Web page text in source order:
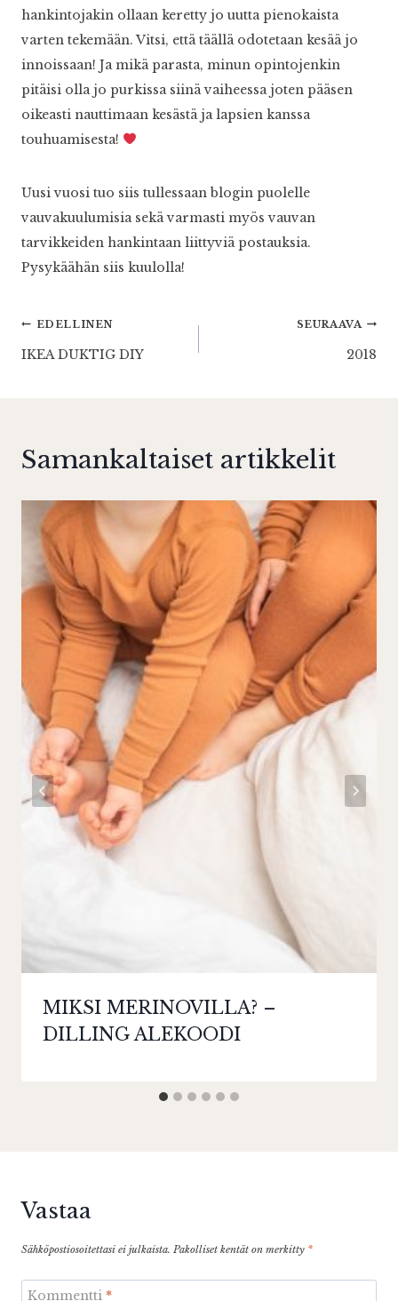
hankintojakin ollaan keretty jo uutta pienokaista
varten tekemään. Vitsi, että täällä odotetaan kesää jo
innoissaan! Ja mikä parasta, minun opintojenkin
pitäisi olla jo purkissa siinä vaiheessa joten pääsen
oikeasti nauttimaan kesästä ja lapsien kanssa
touhuamisesta!
Uusi vuosi tuo siis tullessaan blogin puolelle
vauvakuulumisia sekä varmasti myös vauvan
tarvikkeiden hankintaan liittyviä postauksia.
Pysykäähän siis kuulolla!
Artikkelien
selaus
EDELLINEN
IKEA DUKTIG DIY
SEURAAVA
2018
Samankaltaiset artikkelit
MIKSI MERINOVILLA? –
DILLING ALEKOODI
Vastaa
Sähköpostiosoitettasi ei julkaista. Pakolliset kentät on merkitty *
Kommentti *